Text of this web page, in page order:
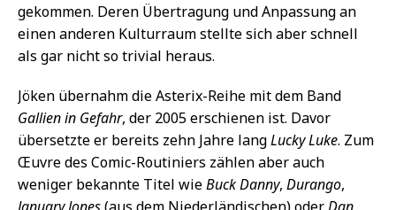
gekommen. Deren Übertragung und Anpassung an
einen anderen Kulturraum stellte sich aber schnell
als gar nicht so trivial heraus.
Jöken übernahm die Asterix-Reihe mit dem Band
Gallien in Gefahr, der 2005 erschienen ist. Davor
übersetzte er bereits zehn Jahre langLucky Luke. Zum
Œuvre des Comic-Routiniers zählen aber auch
weniger bekannte Titel wieBuck Danny, Durango,